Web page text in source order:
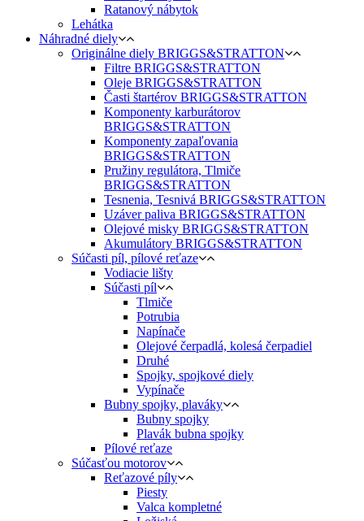
Ratanový nábytok
Lehátka
Náhradné diely
Originálne diely BRIGGS&STRATTON
Filtre BRIGGS&STRATTON
Oleje BRIGGS&STRATTON
Časti štartérov BRIGGS&STRATTON
Komponenty karburátorov
BRIGGS&STRATTON
Komponenty zapaľovania
BRIGGS&STRATTON
Pružiny regulátora, Tlmiče
BRIGGS&STRATTON
Tesnenia, Tesnivá BRIGGS&STRATTON
Uzáver paliva BRIGGS&STRATTON
Olejové misky BRIGGS&STRATTON
Akumulátory BRIGGS&STRATTON
Súčasti píl, pílové reťaze
Vodiacie lišty
Súčasti píl
Tlmiče
Potrubia
Napínače
Olejové čerpadlá, kolesá čerpadiel
Druhé
Spojky, spojkové diely
Vypínače
Bubny spojky, plaváky
Bubny spojky
Plavák bubna spojky
Pílové reťaze
Súčasťou motorov
Reťazové píly
Piesty
Valca kompletné